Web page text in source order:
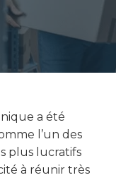
a été
l’un des
plus lucratifs
à réunir très